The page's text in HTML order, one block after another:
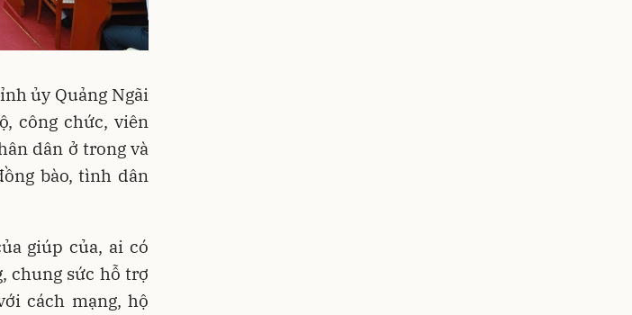
ủy Quảng Ngãi
công chức, viên
dân ở trong và
bào, tình dân
giúp của, ai có
chung sức hỗ trợ
cách mạng, hộ